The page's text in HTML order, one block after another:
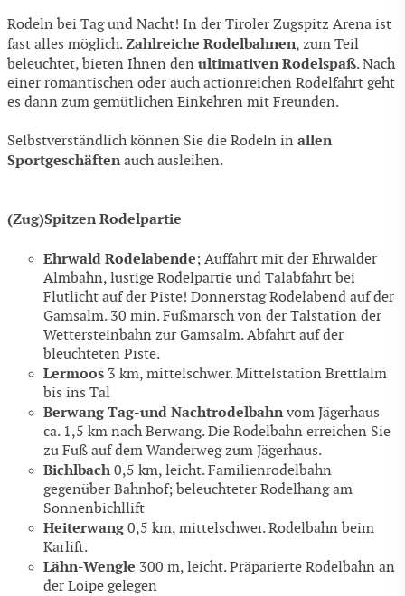
Rodeln bei Tag und Nacht! In der Tiroler Zugspitz Arena ist
fast alles möglich.Zahlreiche Rodelbahnen, zum Teil
beleuchtet, bieten Ihnen den ultimativen Rodelspaß. Nach
einer romantischen oder auch actionreichen Rodelfahrt geht
es dann zum gemütlichen Einkehren mit Freunden.
Selbstverständlich können Sie die Rodeln in allen
Sportgeschäften auch ausleihen.
(Zug)Spitzen Rodelpartie
Ehrwald Rodelabende; Auffahrt mit der Ehrwalder
Almbahn, lustige Rodelpartie und Talabfahrt bei
Flutlicht auf der Piste! Donnerstag Rodelabend auf der
Gamsalm. 30 min. Fußmarsch von der Talstation der
Wettersteinbahn zur Gamsalm. Abfahrt auf der
bleuchteten Piste.
Lermoos 3 km, mittelschwer. Mittelstation Brettlalm
bis ins Tal
Berwang Tag-und Nachtrodelbahnvom Jägerhaus
ca. 1,5 km nach Berwang. Die Rodelbahn erreichen Sie
zu Fuß auf dem Wanderweg zum Jägerhaus.
Bichlbach 0,5 km, leicht. Familienrodelbahn
gegenüber Bahnhof; beleuchteter Rodelhang am
Sonnenbichllift
Heiterwang0,5 km, mittelschwer. Rodelbahn beim
Karlift.
Lähn-Wengle 300 m, leicht. Präparierte Rodelbahn an
der Loipe gelegen